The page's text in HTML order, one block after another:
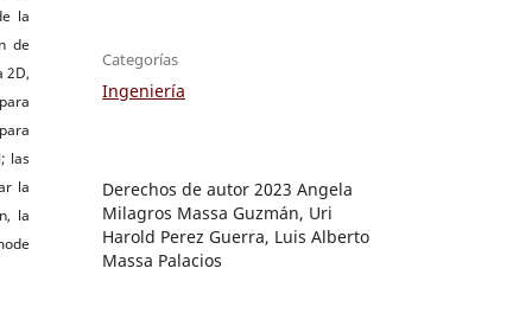
la
de
2D,
las
la
la
Categorías
Ingeniería
Derechos de autor 2023 Angela
Milagros Massa Guzmán, Uri
Harold Perez Guerra, Luis Alberto
Massa Palacios